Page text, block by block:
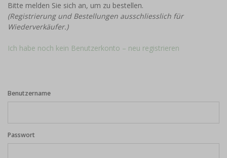
Bitte melden Sie sich an, um zu bestellen.
(Registrierung und Bestellungen ausschliesslich für
Wiederverkäufer.)
Ich habe noch kein Benutzerkonto – neu registrieren
Benutzername
Passwort